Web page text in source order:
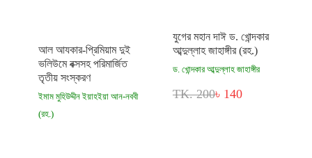
আল আযকার-প্রিমিয়াম দুই
ভলিউমে বক্সসহ পরিমার্জিত
তৃতীয় সংস্করণ
ইমাম মুহিউদ্দীন ইয়াহইয়া আন-নববী
(রহ.)
যুগের মহান দাঈ ড. খোন্দকার
আব্দুল্লাহ জাহাঙ্গীর (রহ.)
ড. খোন্দকার আব্দুল্লাহ জাহাঙ্গীর
TK. 200৳ 140